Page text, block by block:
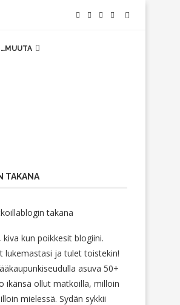
…MUUTA
TAKANA
kiva kun poikkesit blogiini.
lukemastasi ja tulet toistekin!
asuva 50+
ikänsä ollut matkoilla, milloin
mielessä. Sydän sykkii